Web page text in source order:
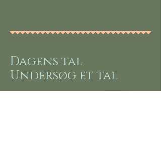
Dagens tal
Undersøg et tal